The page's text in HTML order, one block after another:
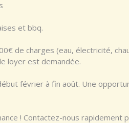
et bbq.
de charges (eau, électricité,
loyer est demandée.
février à fin août. Une
! Contactez-nous rapidement